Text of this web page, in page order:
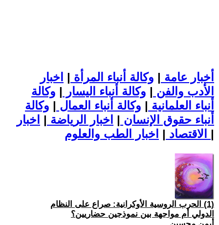
أخبار عامة | وكالة أنباء المرأة | اخبار
الأدب والفن | وكالة أنباء اليسار | وكالة
أنباء العلمانية | وكالة أنباء العمال | وكالة
أنباء حقوق الإنسان | اخبار الرياضة | اخبار
الاقتصاد | |
(1) الحرب الروسية الأوكرانية: صراع على النظام
الدولي أم مواجهة بين نموذجين حضاريين؟